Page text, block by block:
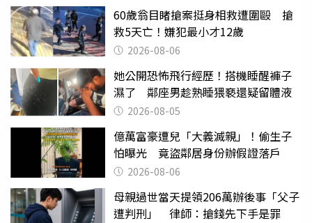
60歲翁目睹搶案挺身相救遭圍毆 搶
救5天亡！嫌犯最小才12歲
2026-08-06
她公開恐怖飛行經歷！搭機睡醒褲子
濕了 鄰座男趁熟睡猥褻還疑留體液
2026-08-05
億萬富豪遭兒「大義滅親」！偷生子
怕曝光 竟盜鄰居身份辦假證落戶
2026-08-06
母親過世當天提領206萬辦後事「父子
遭判刑」 律師：搶錢先下手是罪